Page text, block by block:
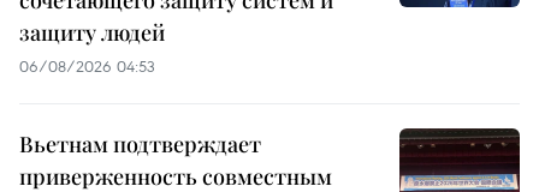
защиту людей
06/08/2026 04:53
Вьетнам подтверждает
приверженность совместным